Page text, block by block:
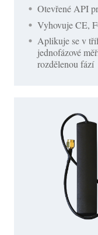
Otevřené API
Vyhovuje CE,
Aplikuje se v
jednofázové
rozdělenou fází